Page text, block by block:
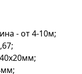
- от 4-10м;